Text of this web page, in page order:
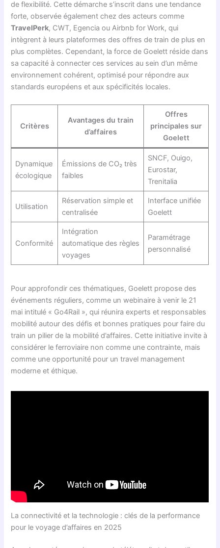
de flexibilité. Cette démarche s’inscrit dans une tendance
forte, observée également chez des acteurs comme
TravelPerk, CWT, Egencia ou Airbnb for Work, qui
intègrent à leurs plateformes des offres de train de plus en
plus complètes. Cependant, la force de Goelett réside dans
sa capacité à connecter ces services au sein d’un même
environnement cohérent, optimisé pour répondre aux
standards européens et aux spécificités locales.
Critères
Avantages du train
d’affaires
Offres
principales sur
Goelett
Dynamique
écologique
Émissions de CO₂ très
faibles
SNCF, Ouigo,
Eurostar,
Trenitalia
Utilisation
Réservation simple et
centralisée
Interface unifiée
Goelett
Conformité
Intégration
automatique des règles
voyages
Paramétrage
personnalisé
Pour approfondir ces thématiques, Goelett propose des
événements réguliers, comme un webinaire à venir le 21
mai intitulé « Go4Rail », qui réunira experts et responsables
mobilité autour des défis et bonnes pratiques pour faire du
train un pilier de la mobilité d’affaires. Cette initiative invite à
considérer le ferroviaire non comme une contrainte, mais
comme une opportunité pour un travel management
moderne et éthique.
La connectivité et la technologie : clés de la performance
pour le voyage d’affaires en 2025